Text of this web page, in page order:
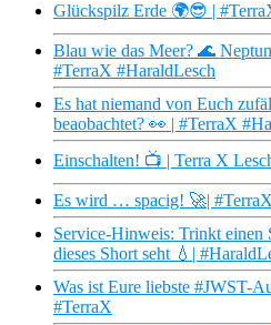
Glückspilz Erde 🌍😎 |
Blau wie das Meer? 🌊
#TerraX #HaraldLesch
Es hat niemand von Euch
beaobachtet? 👀 | #TerraX
Einschalten! 📺 | Terra X
Es wird … spacig! 🚀|
Service-Hinweis: Trinkt einen
dieses Short seht 💧|
Was ist Eure liebste #JWST-
#TerraX